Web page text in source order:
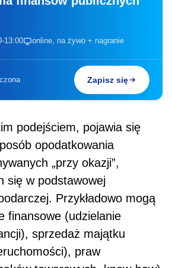
„przy okazji”,
się w podstawowej
Przykładowo mogą
finansowe (udzielanie
sprzedaż majątku
praw
licencji.
przy przekształceniu
osobową
opodatku VAT
mogą potraktować wnioski
jako dodatkowy argument za
okazjonalnych